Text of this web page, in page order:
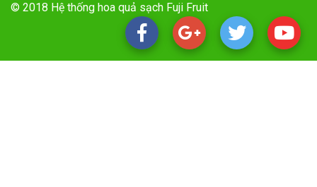
© 2018 Hệ thống hoa quả sạch Fuji Fruit